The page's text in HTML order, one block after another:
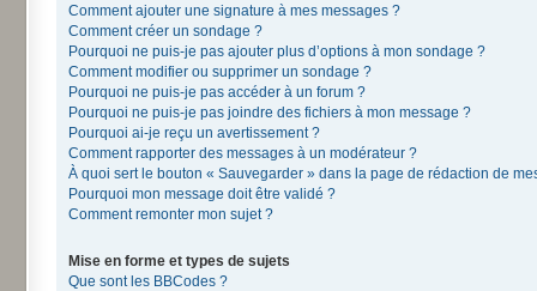
Comment ajouter une signature à mes messages ?
Comment créer un sondage ?
Pourquoi ne puis-je pas ajouter plus d’options à mon sondage ?
Comment modifier ou supprimer un sondage ?
Pourquoi ne puis-je pas accéder à un forum ?
Pourquoi ne puis-je pas joindre des fichiers à mon message ?
Pourquoi ai-je reçu un avertissement ?
Comment rapporter des messages à un modérateur ?
À quoi sert le bouton « Sauvegarder » dans la page de rédaction de
Pourquoi mon message doit être validé ?
Comment remonter mon sujet ?
Mise en forme et types de sujets
Que sont les BBCodes ?